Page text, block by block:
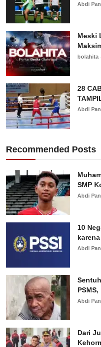
Abdi
Meski
bolahita
28
Abdi
Recommended Posts
SMP
Abdi
10
Abdi
Abdi
Dari